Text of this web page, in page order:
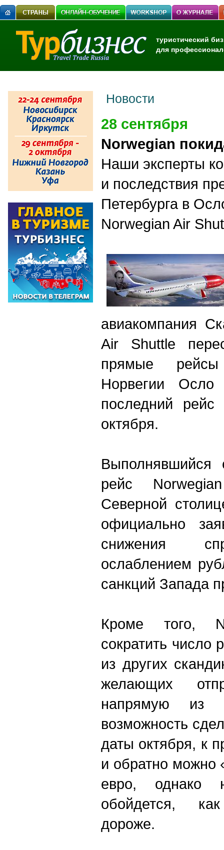
туристический
для
Новости
28 сентября
Norwegian
Наши эксперты
и последствия
Петербурга в
Norwegian Air
авиакомпания
Air Shuttle
прямые
Норвегии
последний
октября.
рейс
Северной
официально
снижения
ослаблением
санкций Запада
Кроме того,
сократить число
из других
желающих
напрямую из
возможность
даты октября, к
и обратно можно
евро, однако
обойдется,
дороже.